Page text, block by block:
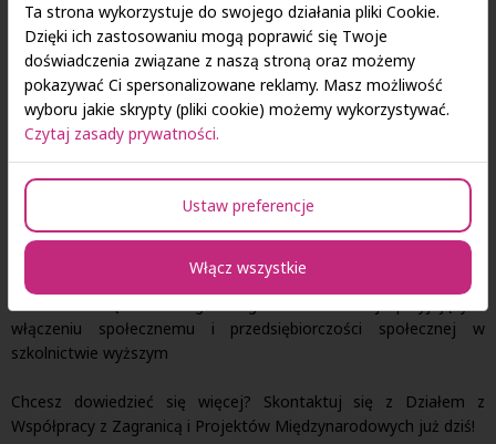
Projektowanie inkluzywnych innowacji w celu rozwiązywania
wyzwań społecznych
Narzędzia do projektowania przedsiębiorstwa społecznego
Zakładanie przedsiębiorstwa społecznego
Zapewnienie zrównoważonego rozwoju przedsiębiorstwa
społecznego
Twoja opinia ma znaczenie! Na koniec zbierzemy zdobyte
doświadczenia i historie sukcesów z kursu, by pokazać, jak
można pozytywnie wpływać na otoczenie.
Szkolenie jest organizowane w ramach projektu Erasmus+
włączeniu społecznemu i przedsiębiorczości społecznej w
szkolnictwie wyższym
Chcesz dowiedzieć się więcej? Skontaktuj się z Działem z
Współpracy z Zagranicą i Projektów Międzynarodowych już dziś!
Ta strona wykorzystuje do swojego działania pliki Cookie.
Dzięki ich zastosowaniu mogą poprawić się Twoje
doświadczenia związane z naszą stroną oraz możemy
pokazywać Ci spersonalizowane reklamy. Masz możliwość
wyboru jakie skrypty (pliki cookie) możemy wykorzystywać.
Czytaj zasady prywatności.
Ustaw preferencje
Włącz wszystkie